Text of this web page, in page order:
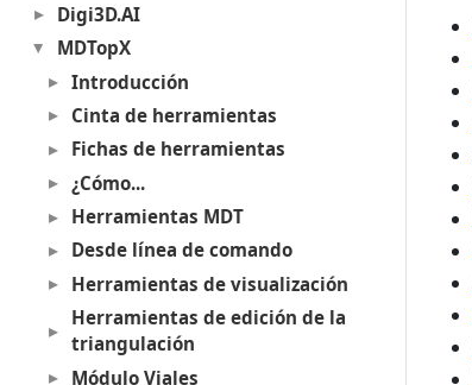
Digi3D.AI
MDTopX
Introducción
Cinta de herramientas
Fichas de herramientas
¿Cómo...
Herramientas MDT
Desde línea de comando
Herramientas de visualización
Herramientas de edición de la
triangulación
Módulo Viales